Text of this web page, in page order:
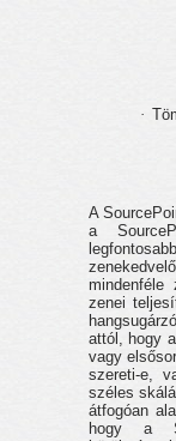
·
A
a
zenei
attól, hogy
vagy
szereti-e,
széles
átfogóan
hogy a